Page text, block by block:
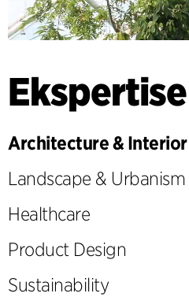
Ekspertise
Architecture &
Landscape & Urbanism
Healthcare
Product Design
Sustainability